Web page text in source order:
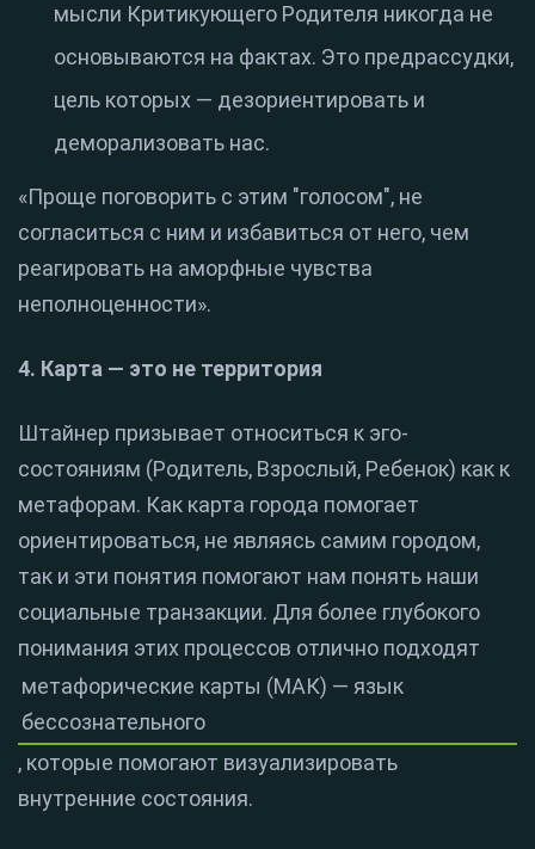
мысли Критикующего Родителя никогда не
основываются на фактах. Это предрассудки,
цель которых — дезориентировать и
деморализовать нас.
«Проще поговорить с этим "голосом", не
согласиться с ним и избавиться от него, чем
реагировать на аморфные чувства
неполноценности».
4. Карта — это не территория
Штайнер призывает относиться к эго-
состояниям (Родитель, Взрослый, Ребенок) как к
метафорам. Как карта города помогает
ориентироваться, не являясь самим городом,
так и эти понятия помогают нам понять наши
социальные транзакции. Для более глубокого
понимания этих процессов отлично подходят
метафорические карты (МАК) — язык
бессознательного
, которые помогают визуализировать
внутренние состояния.